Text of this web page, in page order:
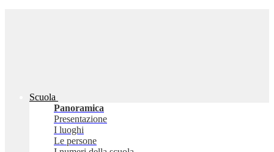
Scuola
Panoramica
Presentazione
I luoghi
Le persone